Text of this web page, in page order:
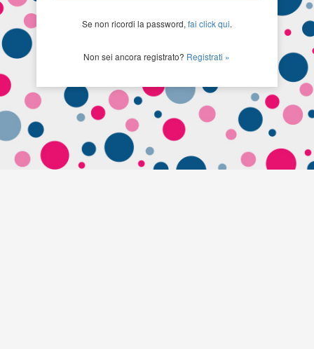
Se non ricordi la password, fai click qui.
Non sei ancora registrato? Registrati »